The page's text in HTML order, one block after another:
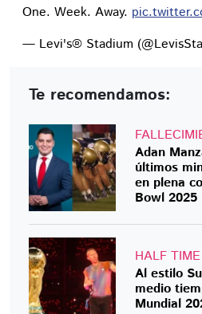
One. Week. Away.
— Levi's® Stadium
Te recomendamos:
Adan
últimos
en plena
Bowl 2025
HALF
Al estilo
medio
Mundial